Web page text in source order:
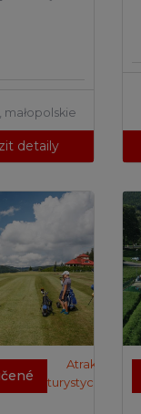
, małopolskie
detaily
Atrakcje
turystyczne